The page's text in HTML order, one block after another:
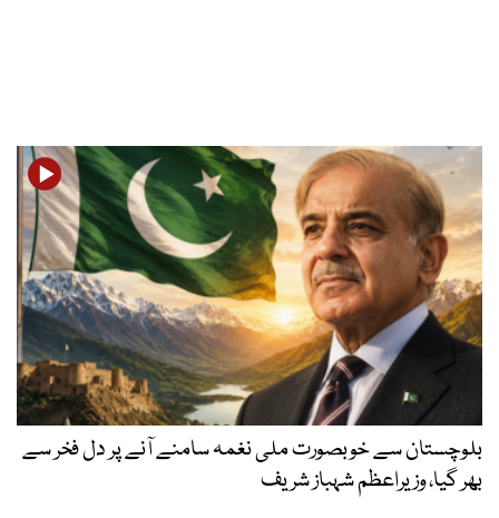
بلوچستان سے خوبصورت ملی نغمہ سامنے آنے پر دل فخر سے
بھر گیا، وزیراعظم شہباز شریف